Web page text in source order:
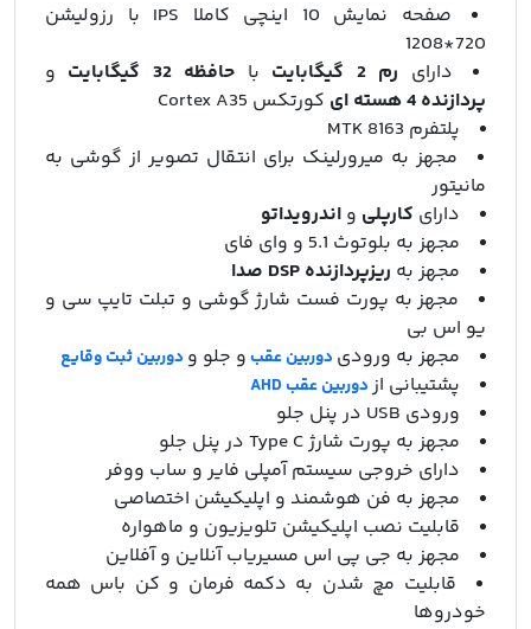
صفحه نمایش 10 اینچی کاملا IPS با رزولیشن
720*1208
دارای رم 2 گیگابایت با حافظه 32 گیگابایت
و
پردازنده 4 هسته ای
کورتکس Cortex A35
پلتفرم MTK 8163
مجهز به میرورلینک برای انتقال تصویر از گوشی به
مانیتور
دارای کارپلی و اندرویداتو
مجهز به بلوتوث 5.1 و وای فای
مجهز به ریزپردازنده DSP صدا
مجهز به پورت فست شارژ گوشی و تبلت تایپ سی و
یو اس بی
مجهز به ورودی دوربین عقب و جلو و دوربین ثبت وقایع
پشتیبانی ازدوربین عقب AHD
ورودی USB در پنل جلو
مجهز به پورت شارژ Type C در پنل جلو
دارای خروجی سیستم آمپلی فایر و ساب ووفر
مجهز به فن هوشمند و اپلیکیشن اختصاصی
قابلیت نصب اپلیکیشن تلویزیون و ماهواره
مجهز به جی پی اس مسیریاب آنلاین و آفلاین
قابلیت مچ شدن به دکمه فرمان و کن باس همه
خودروها